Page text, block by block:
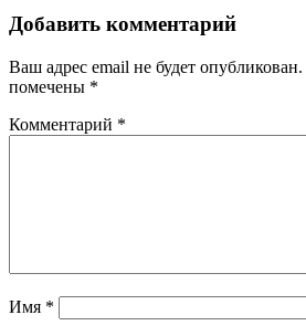
Добавить комментарий
Ваш адрес email не будет опубликован.
помечены *
Комментарий *
Имя *